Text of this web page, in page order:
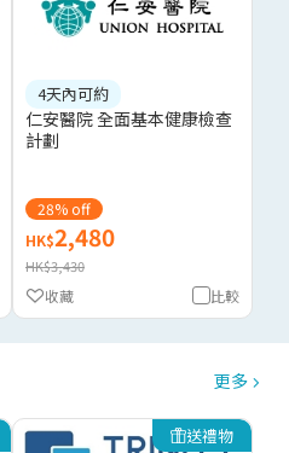
4天內可約
仁安醫院 全面基本健康檢查
計劃
28% off
HK$2,480
HK$3,430
比較
收藏
更多
送禮物